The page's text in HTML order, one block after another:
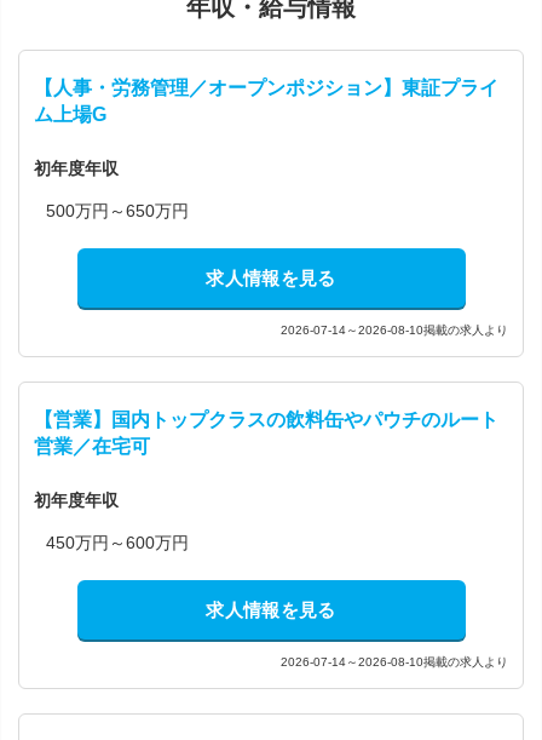
年収・給与情報
【人事・労務管理／オープンポジション】東証プライ
ム上場G
初年度年収
500万円～650万円
求人情報を見る
2026-07-14～2026-08-10掲載の求人より
【営業】国内トップクラスの飲料缶やパウチのルート
営業／在宅可
初年度年収
450万円～600万円
求人情報を見る
2026-07-14～2026-08-10掲載の求人より